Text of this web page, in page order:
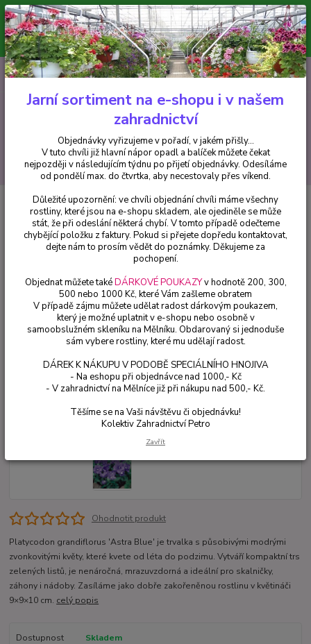
Minimální hodnota pro odeslání z e-shopu je 300 Kč.
V tuto chvíli již hlavní nápor objednávek opadl a balíček můžete čekat
nejpozději v následujícím týdnu po přijetí objednávky. Objednávky
vyřizujeme v pořadí, v jakém přišly...
CZK
Hledat
+420 602 223 614 0ks
za0 Kč
Trvalky Boubelka modrá (Platycodon Astra Blue)
Boubelka modrá (Platycodon
Astra Blue)
Ohodnotit produkt
Platycodon grandiflorus 'Astra Blue' je trvalka s působivými modrými
zvonkovitými květy, které kvete od léta do podzimu. Vytváří kompaktní trs
zelených listů, je nenáročná, mrazuvzdorná a ideální pro skalničky,
záhony i nádoby. Zasíláme jako dobře zakořeněnou rostlinu v květináči
9×9×10 cm. celý popis
Dostupnost
Skladem
Jarní sortiment na e-shopu i v našem
zahradnictví
Objednávky vyřizujeme v pořadí, v jakém přišly...
V tuto chvíli již hlavní nápor opadl a balíček můžete čekat
nejpozději v následujícím týdnu po přijetí objednávky. Odesíláme
od pondělí max. do čtvrtka, aby necestovaly přes víkend.
Důležité upozornění: ve chvíli objednání chvíli máme všechny
rostliny, které jsou na e-shopu skladem, ale ojediněle se může
stát, že při odeslání některá chybí. V tomto případě odečteme
chybějící položku z faktury. Pokud si přejete dopředu kontaktovat,
dejte nám to prosím vědět do poznámky. Děkujeme za
pochopení.
Objednat můžete takéDÁRKOVÉ POUKAZYv hodnotě 200, 300,
500 nebo 1000 Kč, které Vám zašleme obratem
V případě zájmu můžete udělat radost dárkovým poukazem,
který je možné uplatnit v e-shopu nebo osobně v
samoobslužném skleníku na Mělníku. Obdarovaný si jednoduše
sám vybere rostliny, které mu udělají radost.
DÁREK K NÁKUPU V PODOBĚ SPECIÁLNÍHO HNOJIVA
- Na eshopu při objednávce nad 1000,- Kč
- V zahradnictví na Mělníce již při nákupu nad 500,- Kč.
Těšíme se na Vaši návštěvu či objednávku!
Kolektiv Zahradnictví Petro
Zavřít